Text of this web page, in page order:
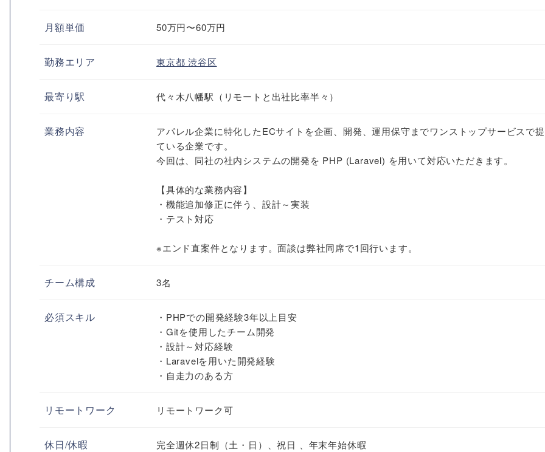
月額単価 50万円〜60万円
勤務エリア 東京都渋谷区
最寄り駅 代々木八幡駅（リモートと出社比率半々）
業務内容
アパレル企業に特化したECサイトを企画、開発、運用保守までワンストップサービスで
ている企業です。
今回は、同社の社内システムの開発を PHP (Laravel) を用いて対応いただきます。
【具体的な業務内容】
・機能追加修正に伴う、設計～実装
・テスト対応
※エンド直案件となります。面談は弊社同席で1回行います。
チーム構成 3名
必須スキル
・PHPでの開発経験3年以上目安
・Gitを使用したチーム開発
・設計～対応経験
・Laravelを用いた開発経験
・自走力のある方
リモートワーク リモートワーク可
休日/休暇 完全週休2日制（土・日）、祝日 、年末年始休暇